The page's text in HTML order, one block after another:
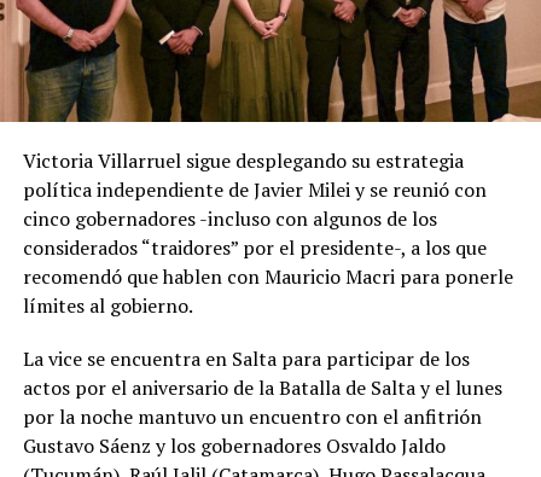
Victoria Villarruel sigue desplegando su estrategia
política independiente de Javier Milei y se reunió con
cinco gobernadores -incluso con algunos de los
considerados “traidores” por el presidente-, a los que
recomendó que hablen con Mauricio Macri para ponerle
límites al gobierno.
La vice se encuentra en Salta para participar de los
actos por el aniversario de la Batalla de Salta y el lunes
por la noche mantuvo un encuentro con el anfitrión
Gustavo Sáenz y los gobernadores Osvaldo Jaldo